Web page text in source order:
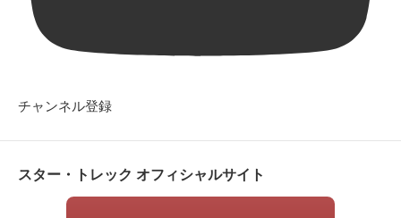
チャンネル登録
スター・トレック オフィシャルサイト